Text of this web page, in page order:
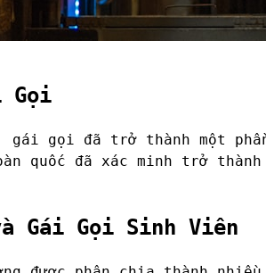
Gọi
gái gọi đã trở thành một
quốc đã xác minh trở
Gái Gọi Sinh Viên